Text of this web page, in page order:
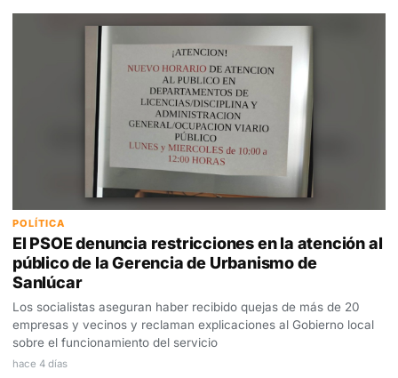
POLÍTICA
El PSOE denuncia restricciones en la atención al
público de la Gerencia de Urbanismo de
Sanlúcar
Los socialistas aseguran haber recibido quejas de más de 20
empresas y vecinos y reclaman explicaciones al Gobierno local
sobre el funcionamiento del servicio
hace 4 días